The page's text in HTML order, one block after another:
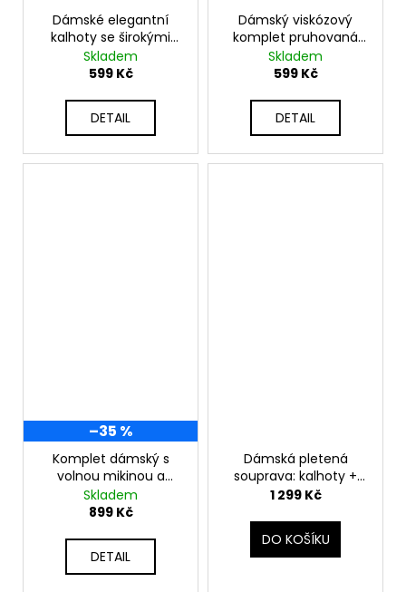
Dámské elegantní
kalhoty se širokými
nohavicemi IT-VERO
Skladem
599 Kč
DETAIL
Dámský viskózový
komplet pruhovaná
halenka a široké
kalhoty 5444
Skladem
599 Kč
DETAIL
–35 %
Komplet dámský s
volnou mikinou a
kalhotami s nápisem
LOVE K25353
Skladem
899 Kč
DETAIL
Dámská pletená
souprava: kalhoty +
svetr SANDRA SET
1 299 Kč
DO KOŠÍKU